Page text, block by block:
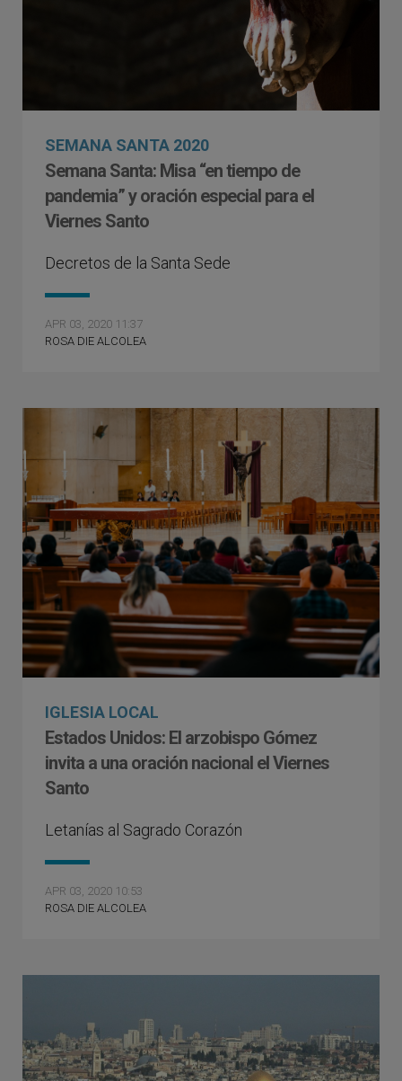
SEMANA SANTA 2020
Semana Santa: Misa “en tiempo de
pandemia” y oración especial para el
Viernes Santo
Decretos de la Santa Sede
APR 03, 2020 11:37
ROSA DIE ALCOLEA
IGLESIA LOCAL
Estados Unidos: El arzobispo Gómez
invita a una oración nacional el Viernes
Santo
Letanías al Sagrado Corazón
APR 03, 2020 10:53
ROSA DIE ALCOLEA